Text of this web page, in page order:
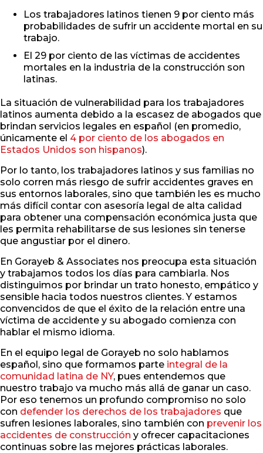
Los trabajadores latinos tienen 9 por ciento más
probabilidades de sufrir un accidente mortal en su
trabajo.
El 29 por ciento de las víctimas de accidentes
mortales en la industria de la construcción son
latinas.
La situación de vulnerabilidad para los trabajadores
latinos aumenta debido a la escasez de abogados que
brindan servicios legales en español (en promedio,
únicamente el 4 por ciento de los abogados en
Estados Unidos son hispanos).
Por lo tanto, los trabajadores latinos y sus familias no
solo corren más riesgo de sufrir accidentes graves en
sus entornos laborales, sino que también les es mucho
más difícil contar con asesoría legal de alta calidad
para obtener una compensación económica justa que
les permita rehabilitarse de sus lesiones sin tenerse
que angustiar por el dinero.
En Gorayeb & Associates nos preocupa esta situación
y trabajamos todos los días para cambiarla. Nos
distinguimos por brindar un trato honesto, empático y
sensible hacia todos nuestros clientes. Y estamos
convencidos de que el éxito de la relación entre una
víctima de accidente y su abogado comienza con
hablar el mismo idioma.
En el equipo legal de Gorayeb no solo hablamos
español, sino que formamos parte integral de la
comunidad latina de NY, pues entendemos que
nuestro trabajo va mucho más allá de ganar un caso.
Por eso tenemos un profundo compromiso no solo
con defender los derechos de los trabajadores que
sufren lesiones laborales, sino también con prevenir los
accidentes de construcción y ofrecer capacitaciones
continuas sobre las mejores prácticas laborales.